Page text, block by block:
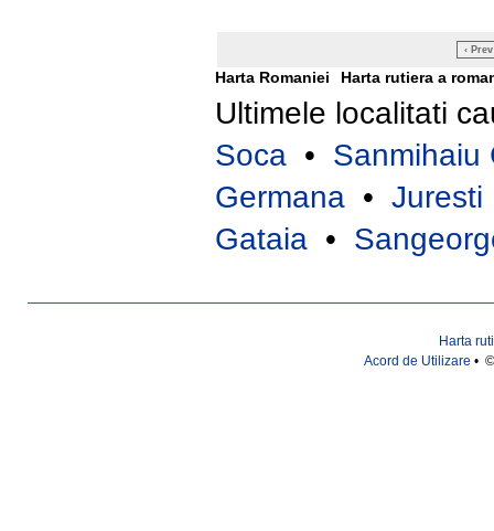
‹ Prev
Harta Romaniei Harta rutiera a
Ultimele localitati
Soca • Sanmihaiu
Germana • Juresti
Gataia •
Harta
Acord de Utilizare •